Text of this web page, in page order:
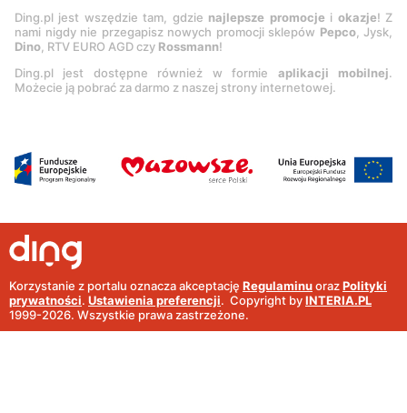
Ding.pl jest wszędzie tam, gdzie najlepsze promocje i okazje! Z
nami nigdy nie przegapisz nowych promocji sklepów Pepco, Jysk,
Dino, RTV EURO AGD czy Rossmann!
Ding.pl jest dostępne również w formie aplikacji mobilnej.
Możecie ją pobrać za darmo z naszej strony internetowej.
Korzystanie z portalu oznacza akceptację RegulaminuorazPolityki
prywatności. Ustawienia preferencji. Copyright byINTERIA.PL
1999-2026. Wszystkie prawa zastrzeżone.